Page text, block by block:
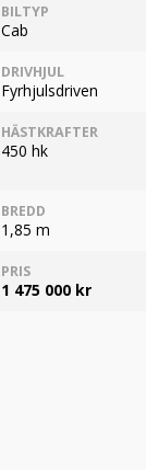
BILTYP
Cab
DRIVHJUL
Fyrhjulsdriven
HÄSTKRAFTER
450 hk
BREDD
1,85 m
PRIS
1 475 000 kr